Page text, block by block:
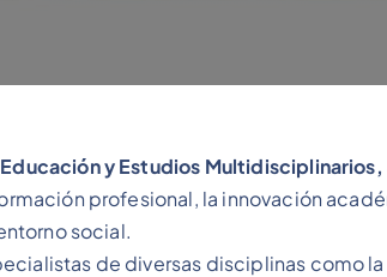
y Estudios Multidisciplinarios,
profesional, la innovación
social.
de diversas disciplinas como